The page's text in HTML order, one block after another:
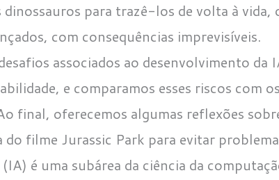
dinossauros para trazê-los de volta à vida,
com consequências imprevisíveis.
associados ao desenvolvimento da
e comparamos esses riscos com
final, oferecemos algumas reflexões
filme Jurassic Park para evitar
é uma subárea da ciência da